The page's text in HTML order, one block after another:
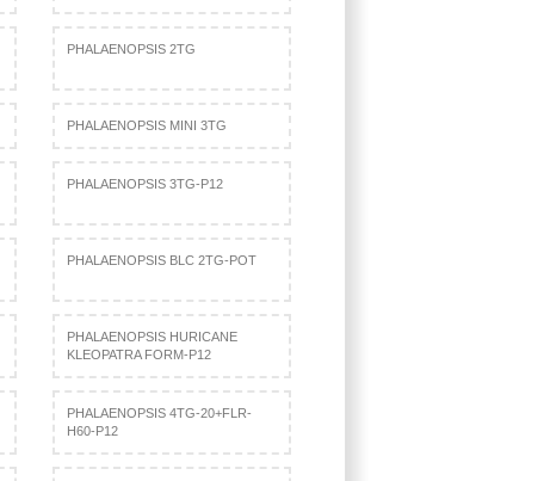
PHALAENOPSIS 2TG
PHALAENOPSIS MINI 3TG
PHALAENOPSIS 3TG-P12
PHALAENOPSIS BLC 2TG-POT
PHALAENOPSIS HURICANE
KLEOPATRA FORM-P12
PHALAENOPSIS 4TG-20+FLR-
H60-P12